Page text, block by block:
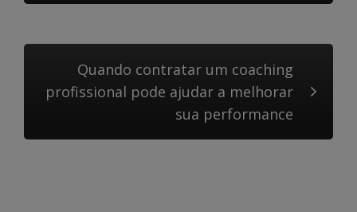
Quando contratar um coaching
profissional pode ajudar a melhorar
sua performance